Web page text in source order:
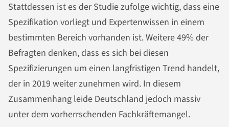
Stattdessen ist es der Studie zufolge wichtig, dass eine
Spezifikation vorliegt und Expertenwissen in einem
bestimmten Bereich vorhanden ist. Weitere 49% der
Befragten denken, dass es sich bei diesen
Spezifizierungen um einen langfristigen Trend handelt,
der in 2019 weiter zunehmen wird. In diesem
Zusammenhang leide Deutschland jedoch massiv
unter dem vorherrschenden Fachkräftemangel.